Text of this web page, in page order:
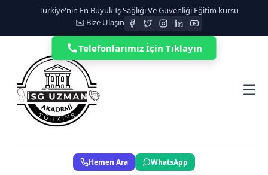
Türkiye'nin En Büyük İş Sağlığı Ve Güvenliği Eğitim kursu
✉️ Bize Ulaşın
☰
Hemen Ara WhatsApp
Telefonlarımız İçin Tıklayın